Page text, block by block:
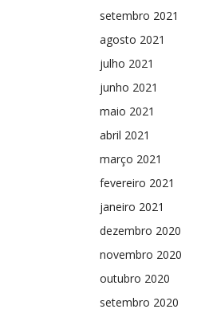
setembro 2021
agosto 2021
julho 2021
junho 2021
maio 2021
abril 2021
março 2021
fevereiro 2021
janeiro 2021
dezembro 2020
novembro 2020
outubro 2020
setembro 2020